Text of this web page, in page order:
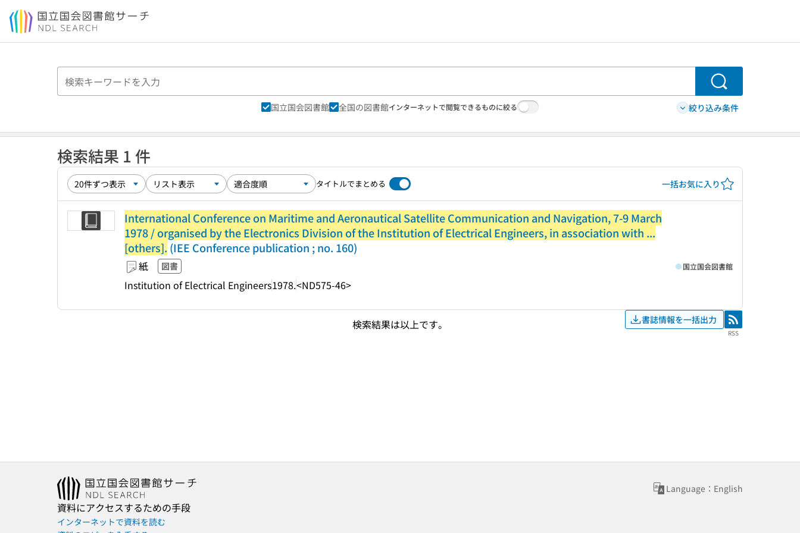
本文へ移動
検索
国立国会図書館 全国の図書館インターネットで閲覧できるものに絞る 絞り込み条件
検索結果 1 件
タイトルでまとめる 一括お気に入り
International Conference on Maritime and Aeronautical Satellite Communication and Navigation, 7-9 March
1978 / organised by the Electronics Division of the Institution of Electrical Engineers, in association with ...
[others]. (IEE Conference publication ; no. 160)
紙 図書
Institution of Electrical Engineers1978.<ND575-46>
国立国会図書館
検索結果は以上です。 書誌情報を一括出力 RSS
RSS
Language：English
資料にアクセスするための手段
インターネットで資料を読む